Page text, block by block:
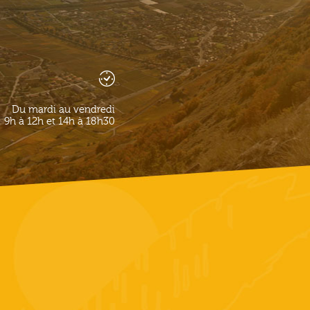
Du mardi au vendredi
9h à 12h et 14h à 18h30